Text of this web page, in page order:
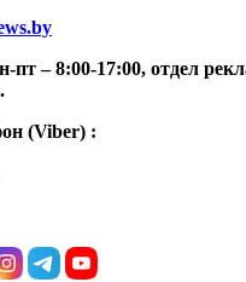
н-пт –8:00-17:00, отдел
(Viber) :